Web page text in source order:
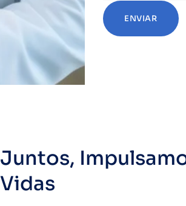
Juntos,
Vidas